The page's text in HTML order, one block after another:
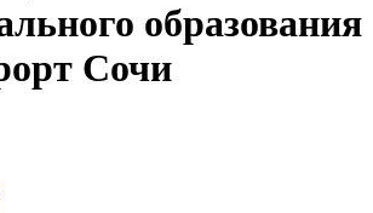
образования
Сочи